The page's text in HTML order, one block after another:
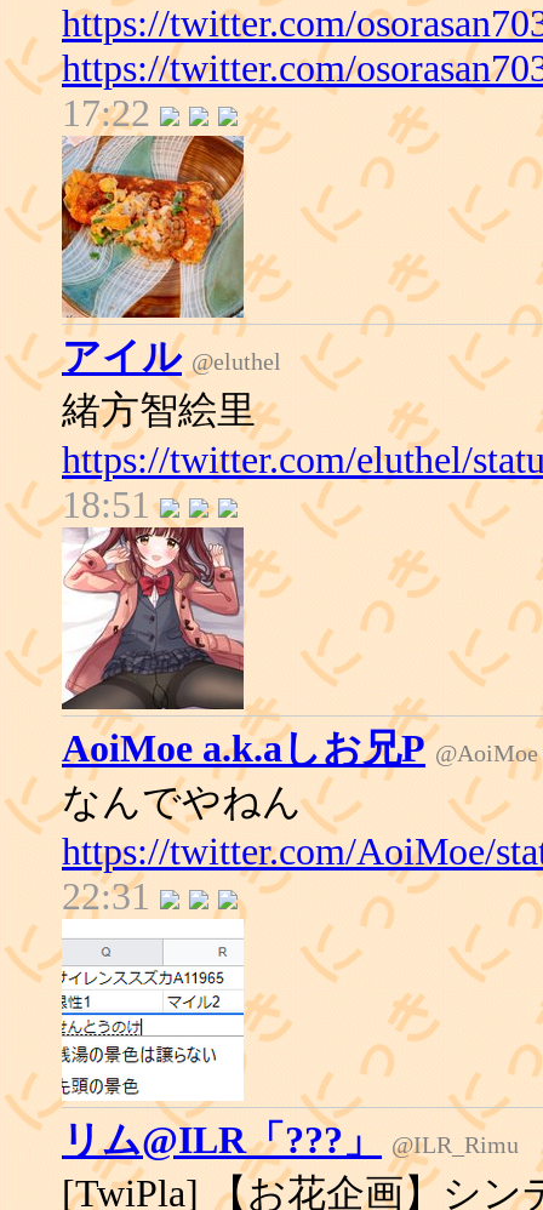
https://twitter.com/
https://twitter.com/
17:22
アイル @eluthel
緒方智絵里
https://twitter.com/eluthel/
18:51
AoiMoe a.k.aしお兄P @AoiMoe
なんでやねん
https://twitter.com/AoiMoe/
22:31
リム@ILR「???」 @ILR_Rimu
[TwiPla] 【お花企画】シ